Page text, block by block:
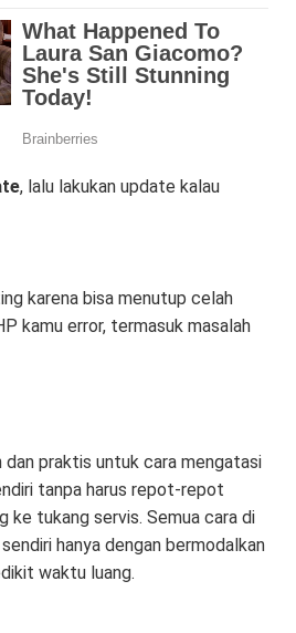
, lalu lakukan update kalau
karena bisa menutup celah
kamu error, termasuk masalah
dan praktis untuk cara mengatasi
tanpa harus repot-repot
ke tukang servis. Semua cara di
hanya dengan bermodalkan
waktu luang.